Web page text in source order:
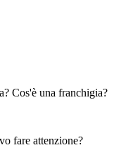
Cos'è una franchigia?
fare attenzione?